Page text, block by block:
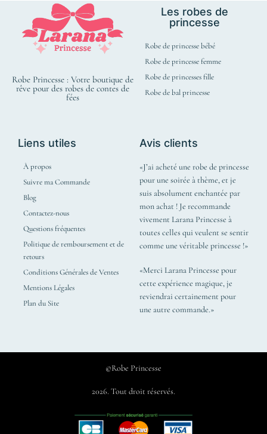
Robe Princesse : Votre boutique de
rêve pour des robes de contes de
fées
Les robes de
princesse
Robe de princesse bébé
Robe de princesse femme
Robe de princesses fille
Robe de bal princesse
Liens utiles
À propos
Suivre ma Commande
Blog
Contactez-nous
Questions fréquentes
Politique de remboursement et de
retours
Conditions Générales de Ventes
Mentions Légales
Plan du Site
Avis clients
«J’ai acheté une robe de princesse
pour une soirée à thème, et je
suis absolument enchantée par
mon achat ! Je recommande
vivement Larana Princesse à
toutes celles qui veulent se sentir
comme une véritable princesse !»
«Merci Larana Princesse pour
cette expérience magique, je
reviendrai certainement pour
une autre commande.»
©Robe Princesse
2026. Tout droit réservés.